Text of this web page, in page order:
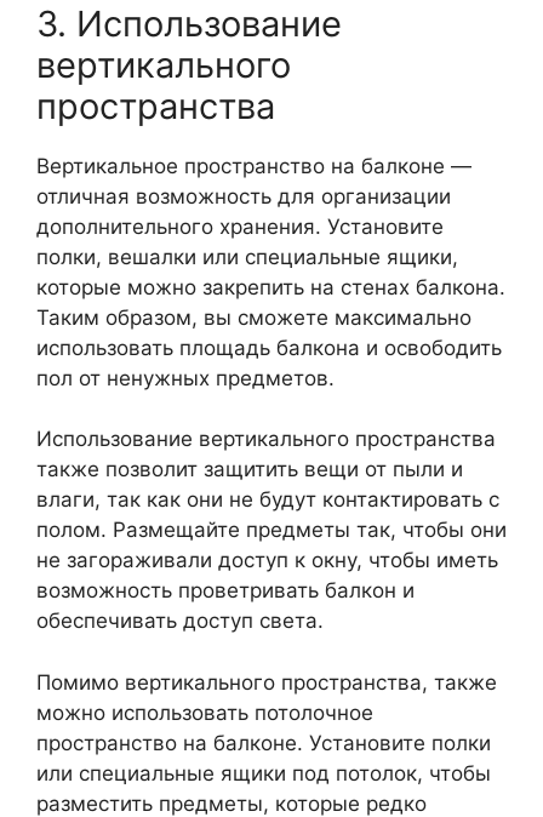
3. Использование
вертикального
пространства
Вертикальное пространство на балконе —
отличная возможность для организации
дополнительного хранения. Установите
полки, вешалки или специальные ящики,
которые можно закрепить на стенах балкона.
Таким образом, вы сможете максимально
использовать площадь балкона и освободить
пол от ненужных предметов.
Использование вертикального пространства
также позволит защитить вещи от пыли и
влаги, так как они не будут контактировать с
полом. Размещайте предметы так, чтобы они
не загораживали доступ к окну, чтобы иметь
возможность проветривать балкон и
обеспечивать доступ света.
Помимо вертикального пространства, также
можно использовать потолочное
пространство на балконе. Установите полки
или специальные ящики под потолок, чтобы
разместить предметы, которые редко